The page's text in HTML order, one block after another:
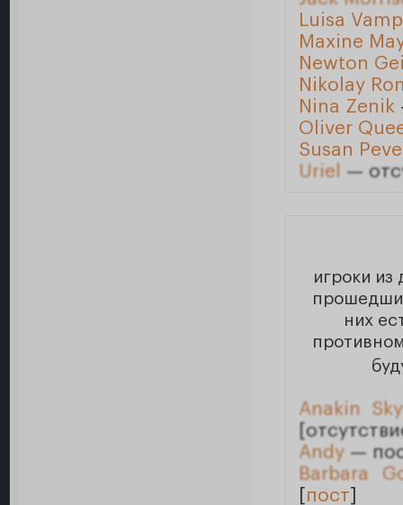
Luisa
Maxine
Newton
Nikolay
Nina Zenik
Oliver
Susan
Uriel —
игроки из
них
Anakin
Andy —
Barbara
пост